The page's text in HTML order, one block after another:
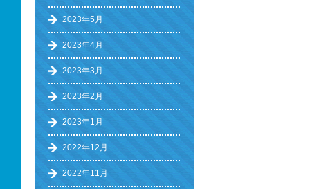
2023年5月
2023年4月
2023年3月
2023年2月
2023年1月
2022年12月
2022年11月